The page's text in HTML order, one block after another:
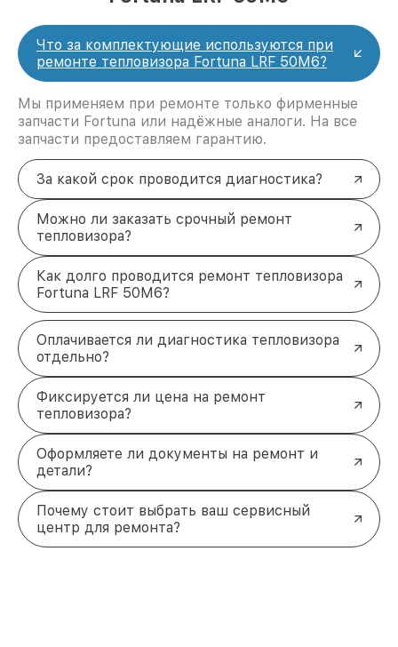
Что за комплектующие используются при
ремонте тепловизора Fortuna LRF 50M6?
Мы применяем при ремонте только фирменные
запчасти Fortuna или надёжные аналоги. На все
запчасти предоставляем гарантию.
За какой срок проводится диагностика?
Можно ли заказать срочный ремонт
тепловизора?
Как долго проводится ремонт тепловизора
Fortuna LRF 50M6?
Оплачивается ли диагностика тепловизора
отдельно?
Фиксируется ли цена на ремонт
тепловизора?
Оформляете ли документы на ремонт и
детали?
Почему стоит выбрать ваш сервисный
центр для ремонта?